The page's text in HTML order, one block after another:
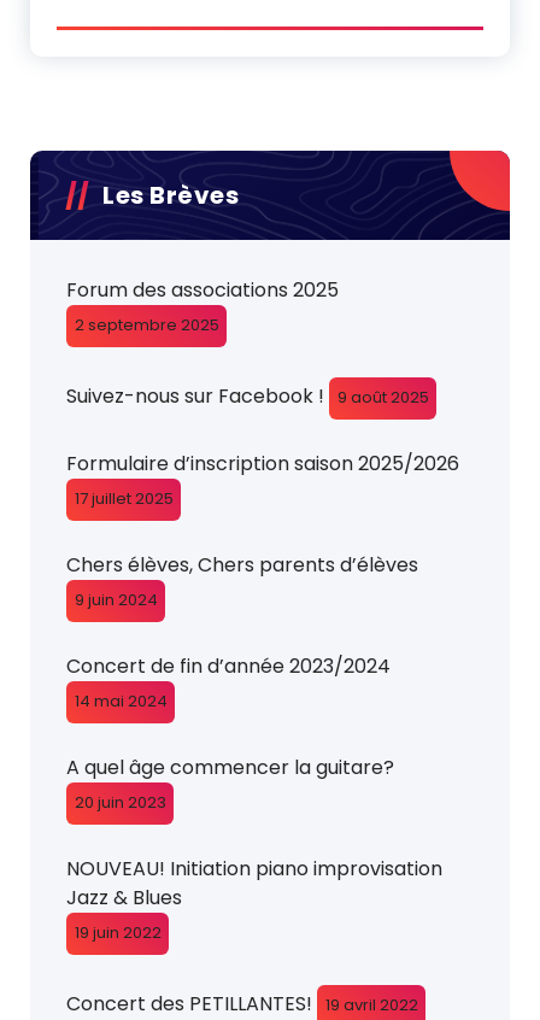
Les Brèves
Forum des associations 2025
2 septembre 2025
Suivez-nous sur Facebook ! 9 août 2025
Formulaire d’inscription saison 2025/2026
17 juillet 2025
Chers élèves, Chers parents d’élèves
9 juin 2024
Concert de fin d’année 2023/2024
14 mai 2024
A quel âge commencer la guitare?
20 juin 2023
NOUVEAU! Initiation piano improvisation
Jazz & Blues
19 juin 2022
Concert des PETILLANTES! 19 avril 2022